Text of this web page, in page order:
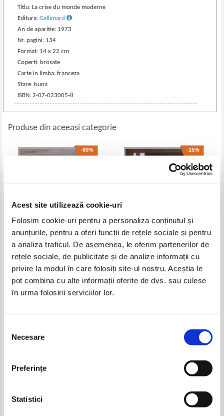
Acest site utilizează cookie-uri
Folosim cookie-uri pentru a personaliza conținutul și
anunțurile, pentru a oferi funcții de rețele sociale și pentru
a analiza traficul. De asemenea, le oferim partenerilor de
rețele sociale, de publicitate și de analize informații cu
privire la modul în care folosiți site-ul nostru. Aceștia le
pot combina cu alte informații oferite de dvs. sau culese
în urma folosirii serviciilor lor.
consimțământului
Necesare
Preferinţe
Statistici
Titlu: La crise du monde moderne
Editura:Gallimard
An de aparitie: 1973
Nr. pagini: 134
Format: 14 x 22 cm
Coperti: brosate
Carte in limba: franceza
Stare: buna
ISBN: 2-07-023005-8
Produse din aceeasi categorie
-60%
Paul Grieger - Cours de
philosophie, volumul 2. Logique,
morale et philosophie generale.
Classes de philosophie et de
sciences experimentales
-15%
Otto Poggeler - Drumul gandirii
lui Heidegger